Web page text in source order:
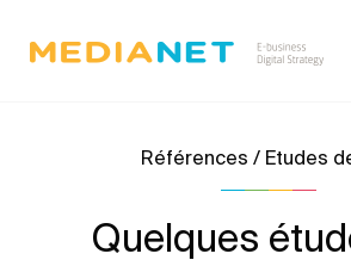
Références / Etudes
Quelques